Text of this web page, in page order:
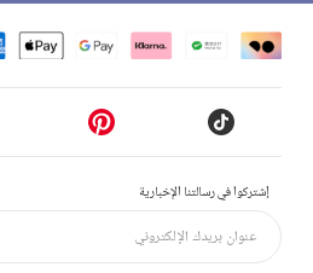
إشتركوا في رسالتنا الإخبارية